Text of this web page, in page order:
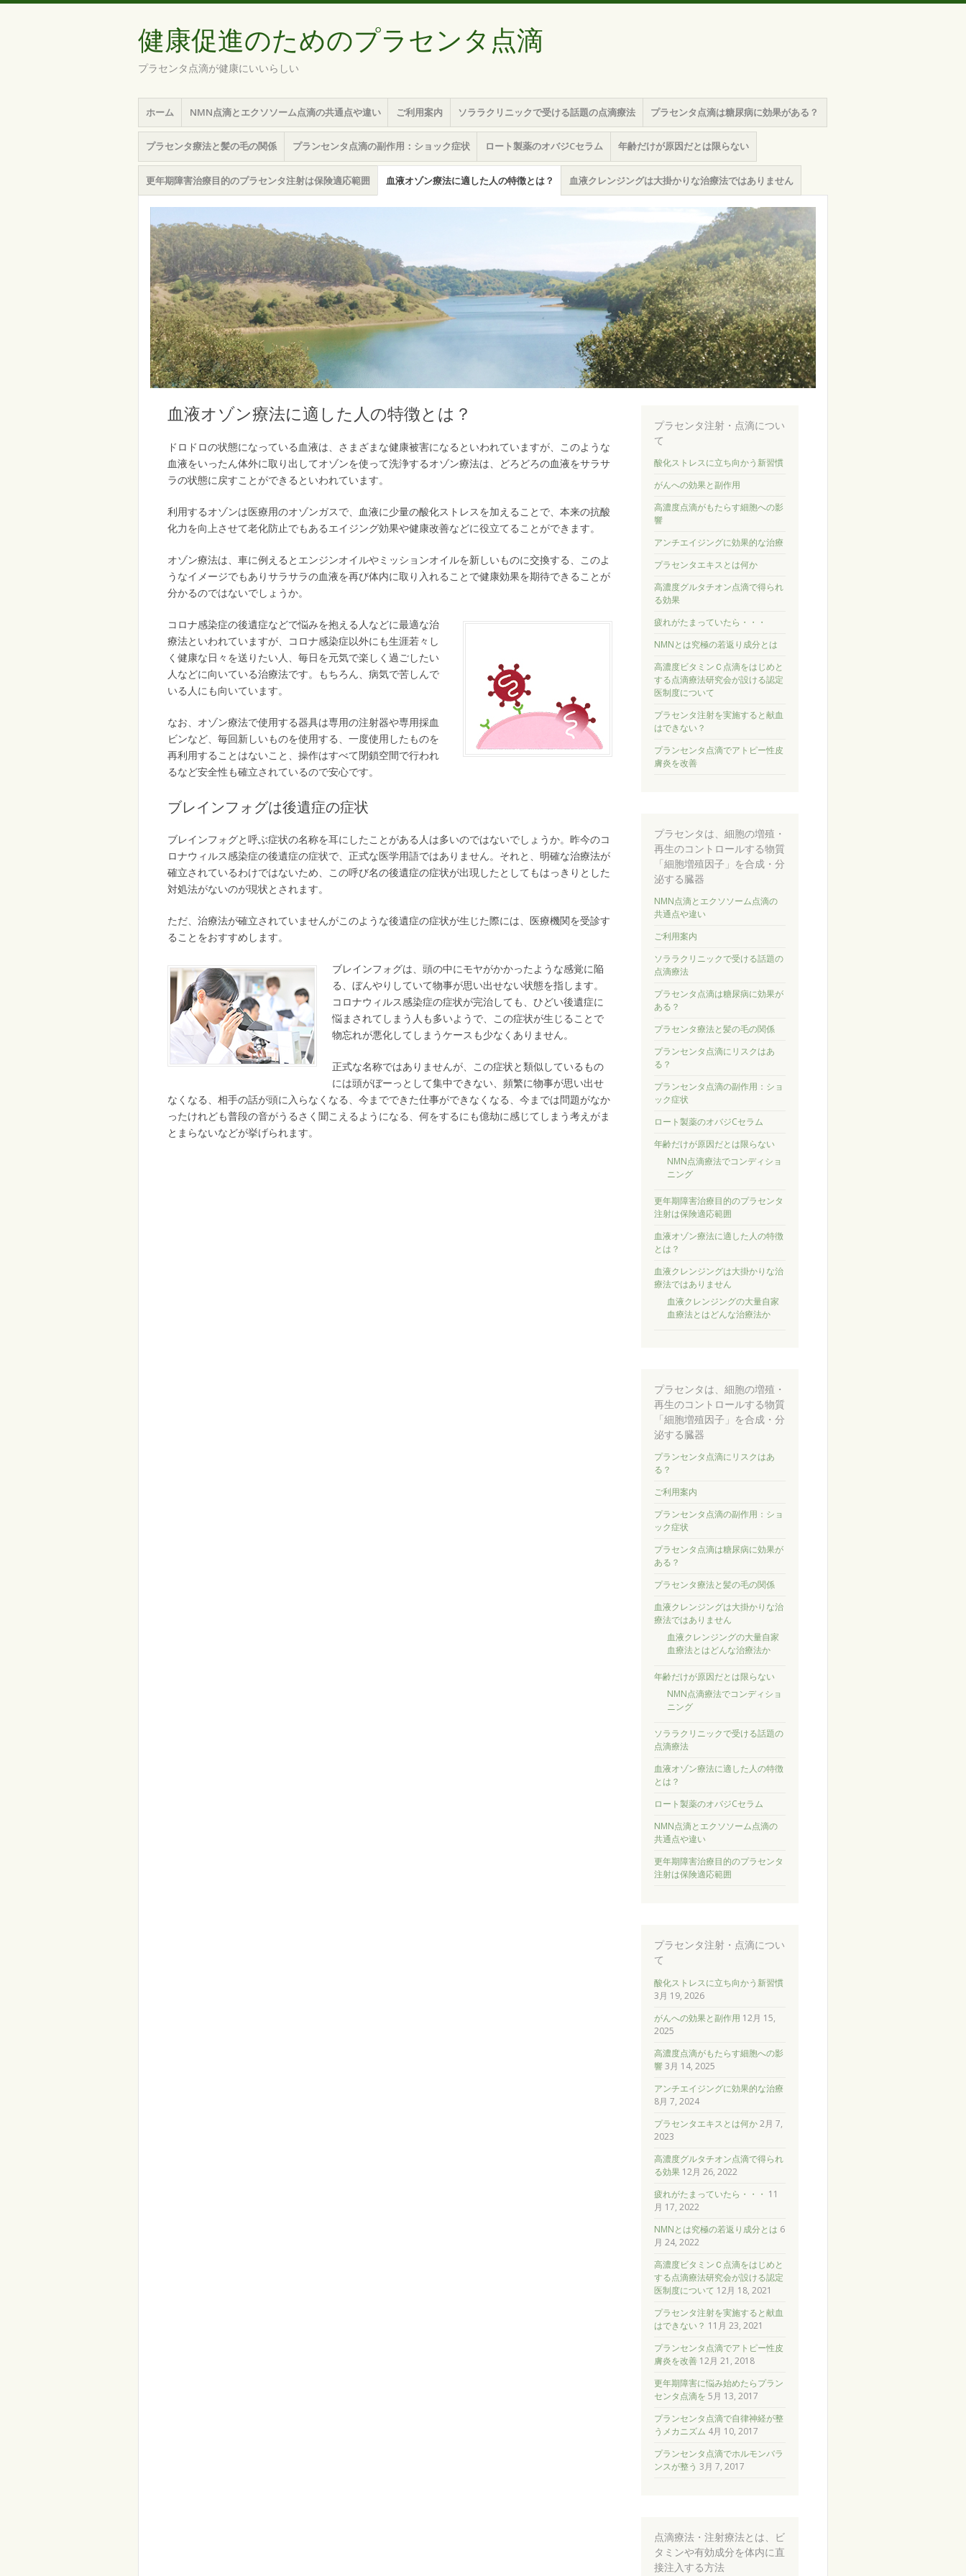
健康促進のためのプラセンタ点滴
プラセンタ点滴が健康にいいらしい
メ
ニ
ュ
ー
コ
ン
テ
ン
ツ
へ
ホーム NMN点滴とエクソソーム点滴の共通点や違い ご利用案内 ソララクリニックで受ける話題の点滴療法 プラセンタ点滴は糖尿病に効果がある？
プラセンタ療法と髪の毛の関係 プランセンタ点滴の副作用：ショック症状 ロート製薬のオバジCセラム 年齢だけが原因だとは限らない
更年期障害治療目的のプラセンタ注射は保険適応範囲 血液オゾン療法に適した人の特徴とは？ 血液クレンジングは大掛かりな治療法ではありません
血液オゾン療法に適した人の特徴とは？
ドロドロの状態になっている血液は、さまざまな健康被害になるといわれていますが、このような
血液をいったん体外に取り出してオゾンを使って洗浄するオゾン療法は、どろどろの血液をサラサ
ラの状態に戻すことができるといわれています。
利用するオゾンは医療用のオゾンガスで、血液に少量の酸化ストレスを加えることで、本来の抗酸
化力を向上させて老化防止でもあるエイジング効果や健康改善などに役立てることができます。
オゾン療法は、車に例えるとエンジンオイルやミッションオイルを新しいものに交換する、このよ
うなイメージでもありサラサラの血液を再び体内に取り入れることで健康効果を期待できることが
分かるのではないでしょうか。
コロナ感染症の後遺症などで悩みを抱える人などに最適な治
療法といわれていますが、コロナ感染症以外にも生涯若々し
く健康な日々を送りたい人、毎日を元気で楽しく過ごしたい
人などに向いている治療法です。もちろん、病気で苦しんで
いる人にも向いています。
なお、オゾン療法で使用する器具は専用の注射器や専用採血
ビンなど、毎回新しいものを使用する、一度使用したものを
再利用することはないこと、操作はすべて閉鎖空間で行われ
るなど安全性も確立されているので安心です。
ブレインフォグは後遺症の症状
ブレインフォグと呼ぶ症状の名称を耳にしたことがある人は多いのではないでしょうか。昨今のコ
ロナウィルス感染症の後遺症の症状で、正式な医学用語ではありません。それと、明確な治療法が
確立されているわけではないため、この呼び名の後遺症の症状が出現したとしてもはっきりとした
対処法がないのが現状とされます。
ただ、治療法が確立されていませんがこのような後遺症の症状が生じた際には、医療機関を受診す
ることをおすすめします。
ブレインフォグは、頭の中にモヤがかかったような感覚に陥
る、ぼんやりしていて物事が思い出せない状態を指します。
コロナウィルス感染症の症状が完治しても、ひどい後遺症に
悩まされてしまう人も多いようで、この症状が生じることで
物忘れが悪化してしまうケースも少なくありません。
正式な名称ではありませんが、この症状と類似しているもの
には頭がぼーっとして集中できない、頻繁に物事が思い出せ
なくなる、相手の話が頭に入らなくなる、今までできた仕事ができなくなる、今までは問題がなか
ったけれども普段の音がうるさく聞こえるようになる、何をするにも億劫に感じてしまう考えがま
とまらないなどが挙げられます。
プラセンタ注射・点滴につい
て
酸化ストレスに立ち向かう新習慣
がんへの効果と副作用
高濃度点滴がもたらす細胞への影
響
アンチエイジングに効果的な治療
プラセンタエキスとは何か
高濃度グルタチオン点滴で得られ
る効果
疲れがたまっていたら・・・
NMNとは究極の若返り成分とは
高濃度ビタミンＣ点滴をはじめと
する点滴療法研究会が設ける認定
医制度について
プラセンタ注射を実施すると献血
はできない？
プランセンタ点滴でアトピー性皮
膚炎を改善
プラセンタは、細胞の増殖・
再生のコントロールする物質
「細胞増殖因子」を合成・分
泌する臓器
NMN点滴とエクソソーム点滴の
共通点や違い
ご利用案内
ソララクリニックで受ける話題の
点滴療法
プラセンタ点滴は糖尿病に効果が
ある？
プラセンタ療法と髪の毛の関係
プランセンタ点滴にリスクはあ
る？
プランセンタ点滴の副作用：ショ
ック症状
ロート製薬のオバジCセラム
年齢だけが原因だとは限らない
NMN点滴療法でコンディショ
ニング
更年期障害治療目的のプラセンタ
注射は保険適応範囲
血液オゾン療法に適した人の特徴
とは？
血液クレンジングは大掛かりな治
療法ではありません
血液クレンジングの大量自家
血療法とはどんな治療法か
プラセンタは、細胞の増殖・
再生のコントロールする物質
「細胞増殖因子」を合成・分
泌する臓器
プランセンタ点滴にリスクはあ
る？
ご利用案内
プランセンタ点滴の副作用：ショ
ック症状
プラセンタ点滴は糖尿病に効果が
ある？
プラセンタ療法と髪の毛の関係
血液クレンジングは大掛かりな治
療法ではありません
血液クレンジングの大量自家
血療法とはどんな治療法か
年齢だけが原因だとは限らない
NMN点滴療法でコンディショ
ニング
ソララクリニックで受ける話題の
点滴療法
血液オゾン療法に適した人の特徴
とは？
ロート製薬のオバジCセラム
NMN点滴とエクソソーム点滴の
共通点や違い
更年期障害治療目的のプラセンタ
注射は保険適応範囲
プラセンタ注射・点滴につい
て
酸化ストレスに立ち向かう新習慣
3月 19, 2026
がんへの効果と副作用 12月 15,
2025
高濃度点滴がもたらす細胞への影
響 3月 14, 2025
アンチエイジングに効果的な治療
8月 7, 2024
プラセンタエキスとは何か 2月 7,
2023
高濃度グルタチオン点滴で得られ
る効果 12月 26, 2022
疲れがたまっていたら・・・ 11
月 17, 2022
NMNとは究極の若返り成分とは 6
月 24, 2022
高濃度ビタミンＣ点滴をはじめと
する点滴療法研究会が設ける認定
医制度について 12月 18, 2021
プラセンタ注射を実施すると献血
はできない？ 11月 23, 2021
プランセンタ点滴でアトピー性皮
膚炎を改善 12月 21, 2018
更年期障害に悩み始めたらプラン
センタ点滴を 5月 13, 2017
プランセンタ点滴で自律神経が整
うメカニズム 4月 10, 2017
プランセンタ点滴でホルモンバラ
ンスが整う 3月 7, 2017
点滴療法・注射療法とは、ビ
タミンや有効成分を体内に直
接注入する方法